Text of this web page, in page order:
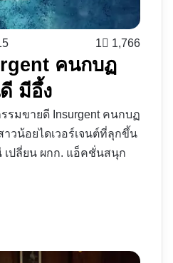
1 1,766
คนกบฏ
มีอึ้ง
มขายดี Insurgent คนกบฏ
าวน้อยไดเวอร์เจนต์ที่ลุกขึ้น
เปลี่ยน ผกก. แอ็คชั่นสนุก